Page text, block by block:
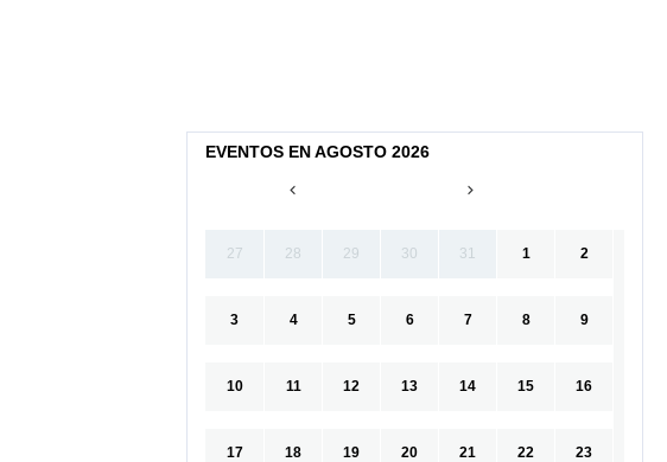
EVENTOS EN AGOSTO 2026
27 28 29 30 31 1 2
3 4 5 6 7 8 9
10 11 12 13 14 15 16
17 18 19 20 21 22 23